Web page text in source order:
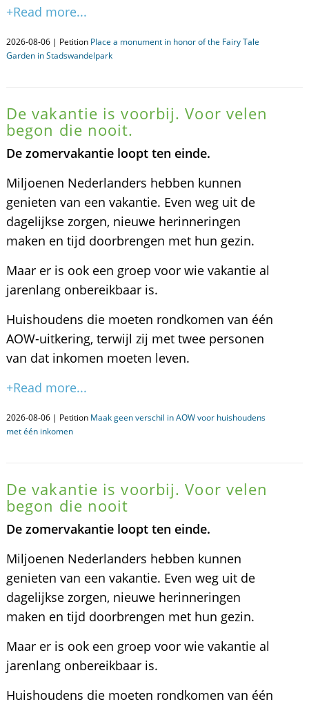
+Read more...
2026-08-06 | Petition Place a monument in honor of the Fairy Tale
Garden in Stadswandelpark
De vakantie is voorbij. Voor velen
begon die nooit.
De zomervakantie loopt ten einde.
Miljoenen Nederlanders hebben kunnen
genieten van een vakantie. Even weg uit de
dagelijkse zorgen, nieuwe herinneringen
maken en tijd doorbrengen met hun gezin.
Maar er is ook een groep voor wie vakantie al
jarenlang onbereikbaar is.
Huishoudens die moeten rondkomen van één
AOW-uitkering, terwijl zij met twee personen
van dat inkomen moeten leven.
+Read more...
2026-08-06 | Petition Maak geen verschil in AOW voor huishoudens
met één inkomen
De vakantie is voorbij. Voor velen
begon die nooit
De zomervakantie loopt ten einde.
Miljoenen Nederlanders hebben kunnen
genieten van een vakantie. Even weg uit de
dagelijkse zorgen, nieuwe herinneringen
maken en tijd doorbrengen met hun gezin.
Maar er is ook een groep voor wie vakantie al
jarenlang onbereikbaar is.
Huishoudens die moeten rondkomen van één